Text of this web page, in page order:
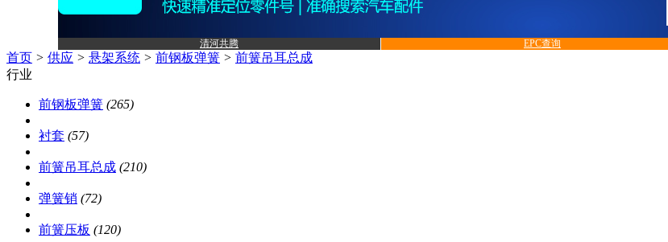
清河共腾 EPC查询
首页 > 供应 > 悬架系统 > 前钢板弹簧 > 前簧吊耳总成
行业
前钢板弹簧 (265)
衬套 (57)
前簧吊耳总成 (210)
弹簧销 (72)
前簧压板 (120)